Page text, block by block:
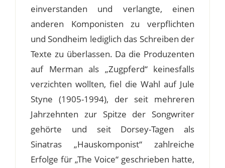
einverstanden und verlangte, einen
anderen Komponisten zu verpflichten
und Sondheim lediglich das Schreiben der
Texte zu überlassen. Da die Produzenten
auf Merman als „Zugpferd“ keinesfalls
verzichten wollten, fiel die Wahl auf Jule
Styne (1905-1994), der seit mehreren
Jahrzehnten zur Spitze der Songwriter
gehörte und seit Dorsey-Tagen als
Sinatras „Hauskomponist“ zahlreiche
Erfolge für „The Voice“ geschrieben hatte,